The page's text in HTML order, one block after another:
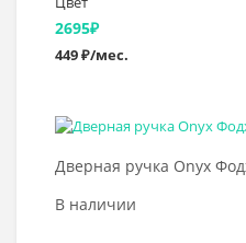
2695₽
449 ₽/мес.
Дверная ручка Onyx
В наличии